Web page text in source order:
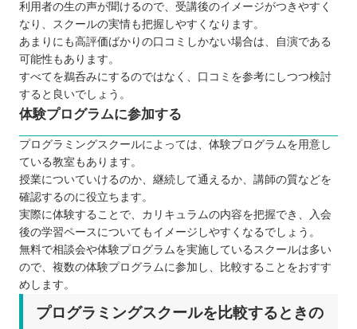
利用者の生の声が聞けるので、受講後のイメージがつきやすく
なり、スクールの実情も把握しやすくなります。
あまりにも高評価ばかりの口コミしかない場合は、自演である
可能性もあります。
すべてを鵜呑みにするのではなく、口コミを参考にしつつ検討
すると良いでしょう。
体験プログラムに参加する
プログラミングスクールによっては、体験プログラムを用意し
ている教室もあります。
授業についていけるのか、継続して通えるか、講師の質などを
確認するのに役立ちます。
実際に体験することで、カリキュラムの内容を把握でき、入会
後の学習ペースについてもイメージしやすくなるでしょう。
無料で相談会や体験プログラムを実施しているスクールは多い
ので、複数の体験プログラムに参加し、比較することをおすす
めします。
プログラミングスクールを比較するときの